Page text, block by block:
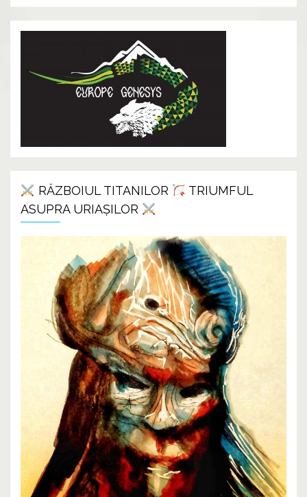
RĂZBOIUL TITANILOR
TRIUMFUL
ASUPRA URIAȘILOR